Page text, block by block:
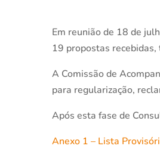
Em reunião de 18 de
19 propostas
A Comissão de
para regularização,
Após esta fase de
Anexo 1 – Lista